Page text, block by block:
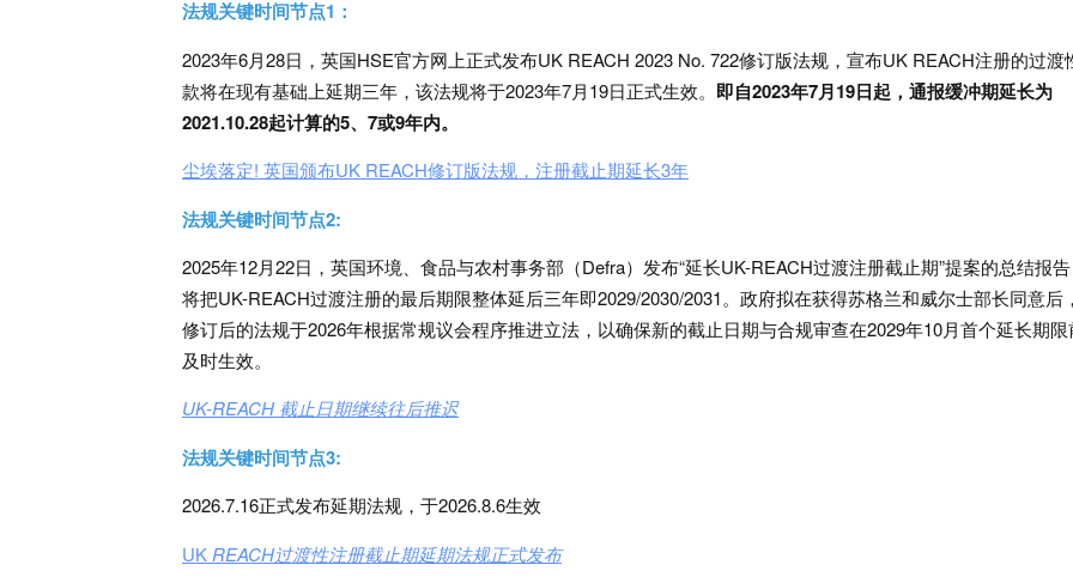
法规关键时间节点1：
2023年6月28日，英国HSE官方网上正式发布UK REACH 2023 No. 722修订版法规，宣布UK REACH注册的过渡
款将在现有基础上延期三年，该法规将于2023年7月19日正式生效。 即自2023年7月19日起，通报缓冲期延长为
2021.10.28起计算的5、7或9年内。
尘埃落定! 英国颁布UK REACH修订版法规，注册截止期延长3年
法规关键时间节点2:
2025年12月22日，英国环境、食品与农村事务部（Defra）发布“延长UK-REACH过渡注册截止期”提案的总结报
将把UK-REACH过渡注册的最后期限整体延后三年即2029/2030/2031。政府拟在获得苏格兰和威尔士部长同意后
修订后的法规于2026年根据常规议会程序推进立法，以确保新的截止日期与合规审查在2029年10月首个延长期限
及时生效。
UK-REACH 截止日期继续往后推迟
法规关键时间节点3:
2026.7.16正式发布延期法规，于2026.8.6生效
UK REACH过渡性注册截止期延期法规正式发布